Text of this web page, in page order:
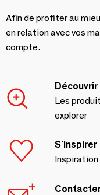
Afin de profiter au
en relation avec vos
compte.
Découvrir
Les
explorer
S'inspirer